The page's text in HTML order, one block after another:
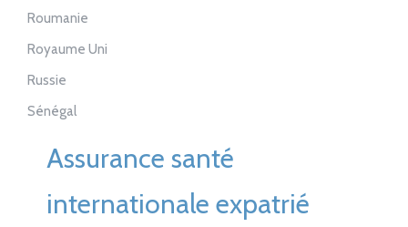
Roumanie
Royaume Uni
Russie
Sénégal
Assurance santé
internationale expatrié